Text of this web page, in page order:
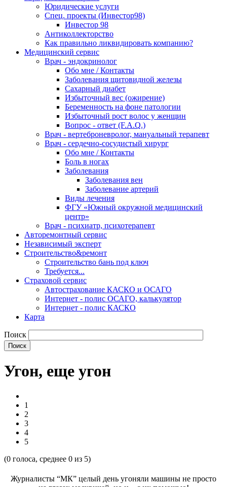
Юридические услуги
Спец. проекты (Инвестор98)
Инвестор 98
Антиколлекторство
Как правильно ликвидировать компанию?
Медицинский сервис
Врач - эндокринолог
Обо мне / Контакты
Заболевания щитовидной железы
Сахарный диабет
Избыточный вес (ожирение)
Беременность на фоне патологии
Избыточный рост волос у женщин
Вопрос - ответ (F.A.Q.)
Врач - вертеброневролог, мануальный терапевт
Врач - сердечно-сосудистый хирург
Обо мне / Контакты
Боль в ногах
Заболевания
Заболевания вен
Заболевание артерий
Виды лечения
ФГУ «Южный окружной медицинский
центр»
Врач - психиатр, психотерапевт
Авторемонтный сервис
Независимый эксперт
Строительство&ремонт
Строительство бань под ключ
Требуется...
Страховой сервис
Автострахование КАСКО и ОСАГО
Интернет - полис ОСАГО, калькулятор
Интернет - полис КАСКО
Карта
Поиск
Угон, еще угон
1
2
3
4
5
(0 голоса, среднее 0 из 5)
Журналисты “МК” целый день угоняли машины не просто